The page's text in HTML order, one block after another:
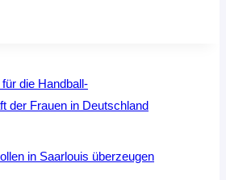
die Handball-
der Frauen in Deutschland
in Saarlouis überzeugen